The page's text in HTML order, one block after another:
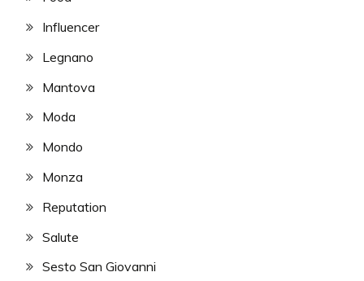
Influencer
Legnano
Mantova
Moda
Mondo
Monza
Reputation
Salute
Sesto San Giovanni